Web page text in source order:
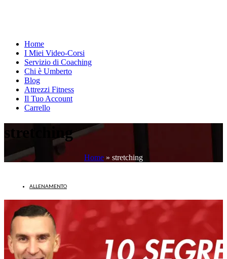
Home
I Miei Video-Corsi
Servizio di Coaching
Chi è Umberto
Blog
Attrezzi Fitness
Il Tuo Account
Carrello
stretching
Home » stretching
ALLENAMENTO